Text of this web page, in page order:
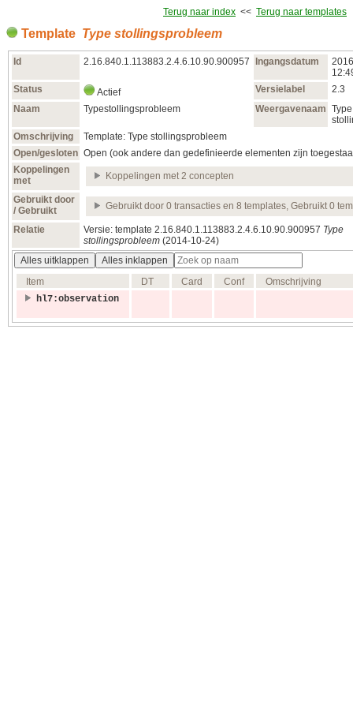
Terug naar index << Terug naar templates
Template Type stollingsprobleem
Id 2.16.840.1.113883.2.4.6.10.90.900957 Ingangsdatum
Status
Actief Versielabel
2.3
Naam
Typestollingsprobleem Weergavenaam Type
Omschrijving
Template: Type stollingsprobleem
Open/gesloten Open (ook andere dan gedefinieerde elementen zijn
Koppelingen
met
Koppelingen met 2 concepten
Gebruikt door
/ Gebruikt
Gebruikt door 0 transacties en 8 templates, Gebruikt 0
Relatie Versie: template 2.16.840.1.113883.2.4.6.10.90.900957 Type
stollingsprobleem (2014‑10‑24)
Alles uitklappen
Alles inklappen
Item
DT Card Conf
Omschrijving
hl7:observation